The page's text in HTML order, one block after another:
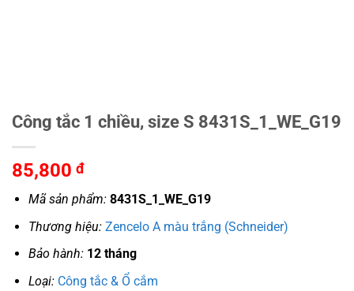
Công tắc 1 chiều, size S 8431S_1_WE_G19
85,800 đ
Mã sản phẩm: 8431S_1_WE_G19
Thương hiệu: Zencelo A màu trắng (Schneider)
Bảo hành: 12 tháng
Loại: Công tắc & Ổ cắm